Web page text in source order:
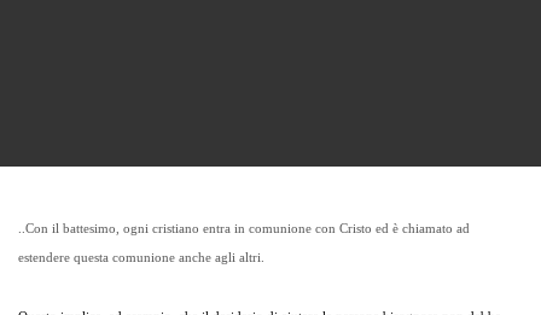
..Con il battesimo, ogni cristiano entra in comunione con Cristo ed è chiamato ad
estendere questa comunione anche agli altri.